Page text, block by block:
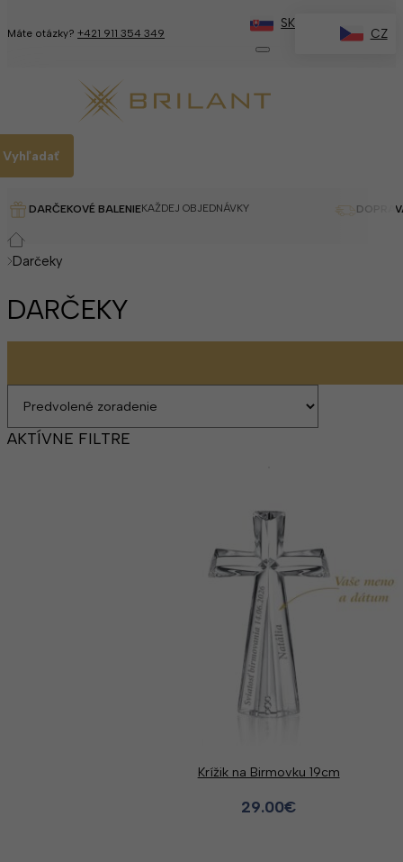
Máte otázky? +421 911 354 349
SK
CZ
Vyhľadať
DARČEKOVÉ BALENIEKAŽDEJ OBJEDNÁVKY
Darčeky
DARČEKY
AKTÍVNE FILTRE
Krížik na Birmovku 19cm
29.00€